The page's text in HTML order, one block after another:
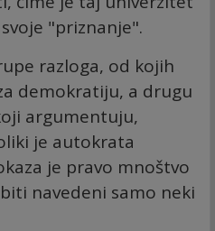
"priznanje".
razloga, od kojih
demokratiju, a drugu
argumentuju,
je autokrata
je pravo mnoštvo
navedeni samo neki